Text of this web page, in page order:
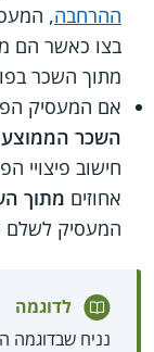
ההרחבה,
בצו כאשר הם
מתוך השכר
אם המעסיק
השכר הממוצע
חישוב פיצויי
אחוזים מתוך
המעסיק לשלם את
לדוגמה